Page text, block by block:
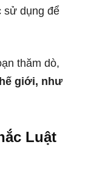
sử dụng để
thăm dò,
giới, như
Luật